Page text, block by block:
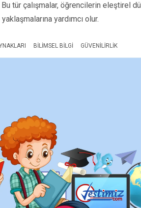
Bu tür çalışmalar, öğrencilerin
yardımcı olur.
BILIMSEL BILGI GÜVENILIRLIK